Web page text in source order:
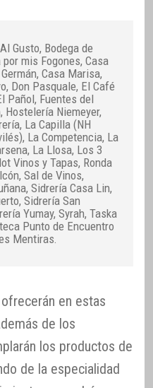
Gusto, Bodega de
por mis Fogones, Casa
Casa Marisa,
Don Pasquale, El Café
Pañol, Fuentes del
Hostelería Niemeyer,
La Capilla (NH
La Competencia, La
La Llosa, Los 3
Vinos y Tapas, Ronda
Sal de Vinos,
Sidrería Casa Lin,
Sidrería San
Yumay, Syrah, Taska
Punto de Encuentro
Mentiras.
en estas
de los
los productos de
de la especialidad